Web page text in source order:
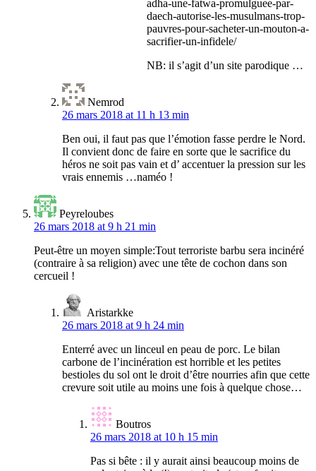
adha-une-fatwa-promulguee-par-
daech-autorise-les-musulmans-trop-
pauvres-pour-sacheter-un-mouton-a-
sacrifier-un-infidele/
NB: il s’agit d’un site parodique …
Nemrod
26 mars 2018 at 11 h 13 min
Ben oui, il faut pas que l’émotion fasse perdre le Nord.
Il convient donc de faire en sorte que le sacrifice du
héros ne soit pas vain et d’ accentuer la pression sur les
vrais ennemis …naméo !
Peyreloubes
26 mars 2018 at 9 h 21 min
Peut-être un moyen simple:Tout terroriste barbu sera incinéré
(contraire à sa religion) avec une tête de cochon dans son
cercueil !
Aristarkke
26 mars 2018 at 9 h 24 min
Enterré avec un linceul en peau de porc. Le bilan
carbone de l’incinération est horrible et les petites
bestioles du sol ont le droit d’être nourries afin que cette
crevure soit utile au moins une fois à quelque chose…
Boutros
26 mars 2018 at 10 h 15 min
Pas si bête : il y aurait ainsi beaucoup moins de